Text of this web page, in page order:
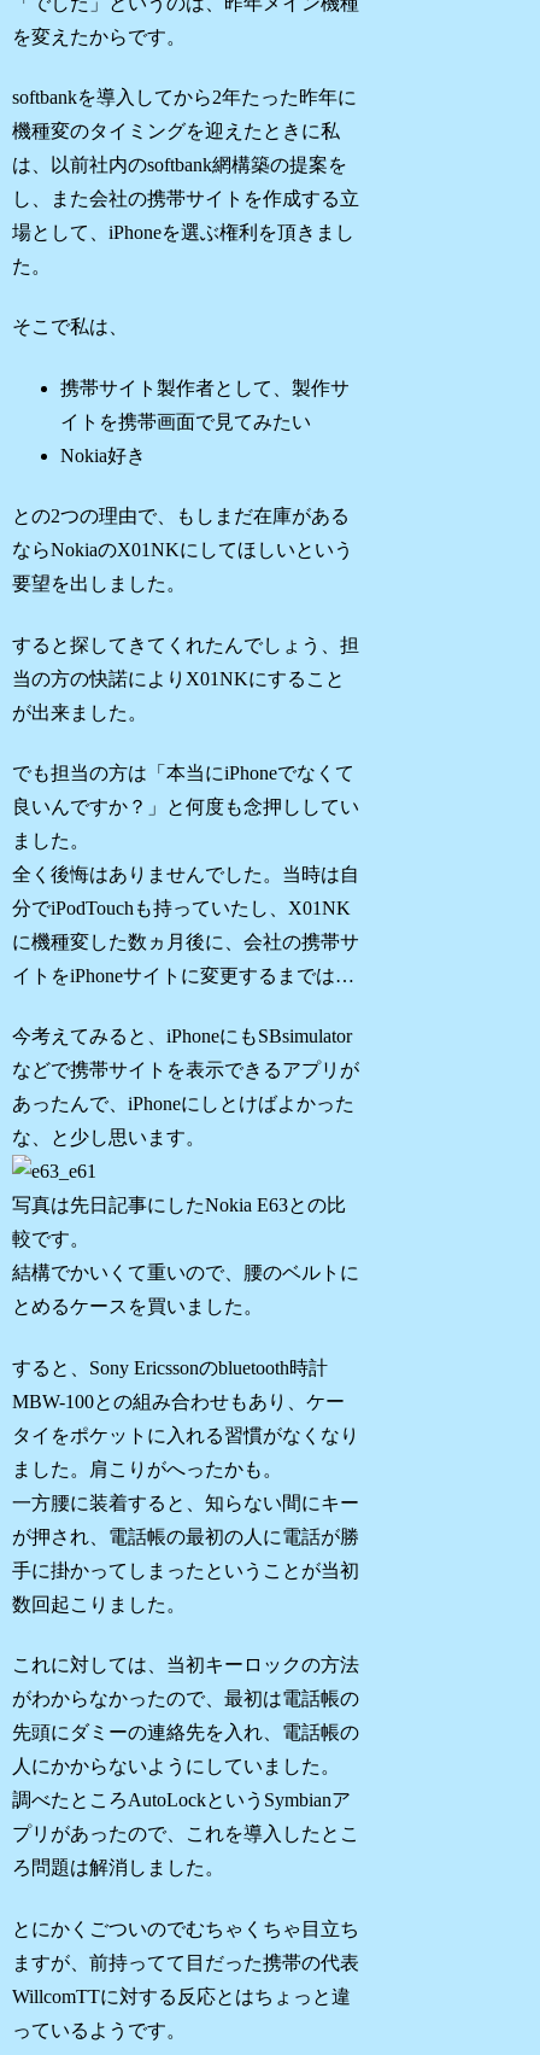
を変えたからです。
softbankを導入してから2年たった昨年に
機種変のタイミングを迎えたときに私
は、以前社内のsoftbank網構築の提案を
し、また会社の携帯サイトを作成する立
場として、iPhoneを選ぶ権利を頂きまし
た。
そこで私は、
携帯サイト製作者として、製作サ
イトを携帯画面で見てみたい
Nokia好き
との2つの理由で、もしまだ在庫がある
ならNokiaのX01NKにしてほしいという
要望を出しました。
すると探してきてくれたんでしょう、担
当の方の快諾によりX01NKにすること
が出来ました。
でも担当の方は「本当にiPhoneでなくて
良いんですか？」と何度も念押ししてい
ました。
全く後悔はありませんでした。当時は自
分でiPodTouchも持っていたし、X01NK
に機種変した数ヵ月後に、会社の携帯サ
イトをiPhoneサイトに変更するまでは…
今考えてみると、iPhoneにもSBsimulator
などで携帯サイトを表示できるアプリが
あったんで、iPhoneにしとけばよかった
な、と少し思います。
写真は先日記事にしたNokia E63との比
較です。
結構でかいくて重いので、腰のベルトに
とめるケースを買いました。
すると、Sony Ericssonのbluetooth時計
MBW-100との組み合わせもあり、ケー
タイをポケットに入れる習慣がなくなり
ました。肩こりがへったかも。
一方腰に装着すると、知らない間にキー
が押され、電話帳の最初の人に電話が勝
手に掛かってしまったということが当初
数回起こりました。
これに対しては、当初キーロックの方法
がわからなかったので、最初は電話帳の
先頭にダミーの連絡先を入れ、電話帳の
人にかからないようにしていました。
調べたところAutoLockというSymbianア
プリがあったので、これを導入したとこ
ろ問題は解消しました。
とにかくごついのでむちゃくちゃ目立ち
ますが、前持ってて目だった携帯の代表
WillcomTTに対する反応とはちょっと違
っているようです。